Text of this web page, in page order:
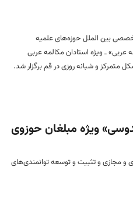
بین الملل حوزه‌های علمیه
عربی» ـ ویژه استادان مکالمه عربی
متمرکز و شبانه روزی در قم برگزار شد.
ویژه مبلغان حوزوی
و مجازی و تثبیت و توسعه توانمندی‌های